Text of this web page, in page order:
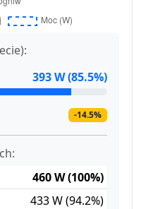
393 W (85.5%)
-14.5%
460 W (100%)
433 W (94.2%)